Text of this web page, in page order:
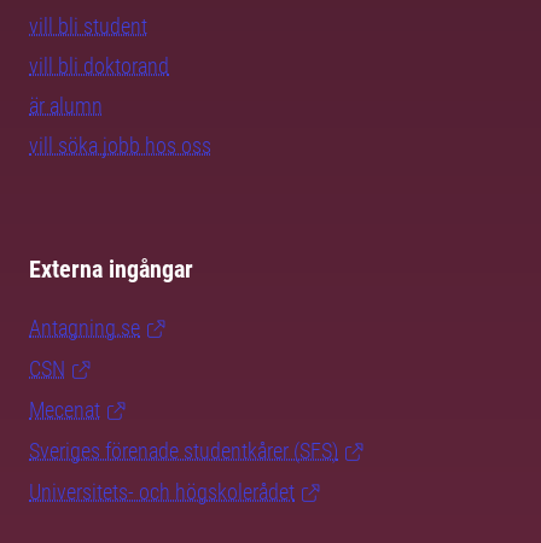
vill bli student
vill bli doktorand
är alumn
vill söka jobb hos oss
Externa ingångar
Antagning.se
CSN
Mecenat
Sveriges förenade studentkårer (SFS)
Universitets- och högskolerådet